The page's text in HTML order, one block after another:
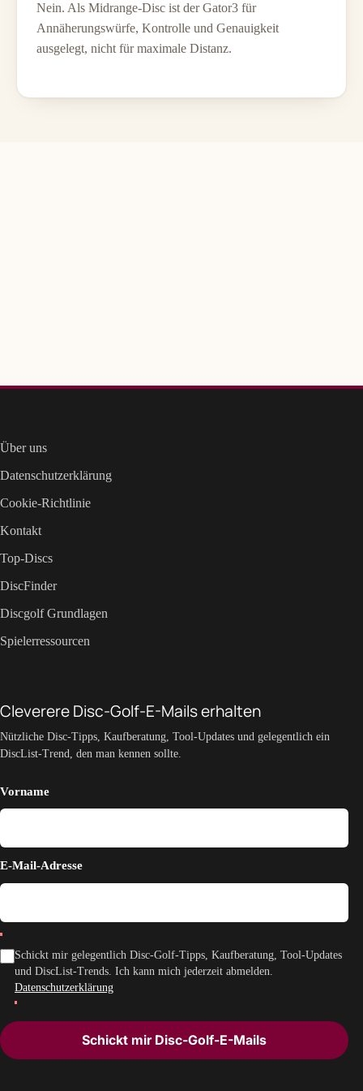
Nein. Als Midrange-Disc ist der Gator3 für
Annäherungswürfe, Kontrolle und Genauigkeit
ausgelegt, nicht für maximale Distanz.
Über uns
Datenschutzerklärung
Cookie-Richtlinie
Kontakt
Top-Discs
DiscFinder
Discgolf Grundlagen
Spielerressourcen
Cleverere Disc-Golf-E-Mails erhalten
Nützliche Disc-Tipps, Kaufberatung, Tool-Updates und gelegentlich ein
DiscList-Trend, den man kennen sollte.
Vorname
E-Mail-Adresse
Schickt mir gelegentlich Disc-Golf-Tipps, Kaufberatung, Tool-Updates
und DiscList-Trends. Ich kann mich jederzeit abmelden.
Datenschutzerklärung
Schickt mir Disc-Golf-E-Mails